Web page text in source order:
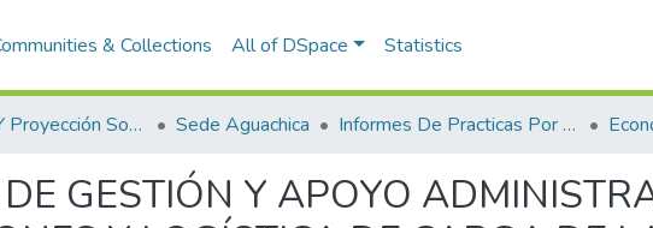
& Collections All of DSpace Statistics
Extensión Y Proyección Social Sede Aguachica Informes De Practicas Por Programas
GESTIÓN Y APOYO